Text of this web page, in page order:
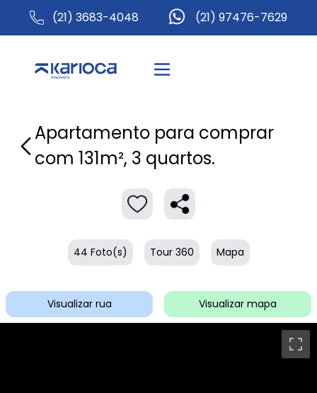
(21) 3683-4048 (21) 97476-7629
Apartamento para comprar
com 131m², 3 quartos.
44 Foto(s) Tour 360 Mapa
Visualizar rua Visualizar mapa